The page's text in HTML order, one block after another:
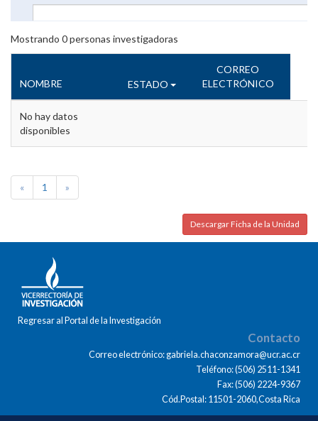
Mostrando 0personas investigadoras
NOMBRE ESTADO
CORREO
ELECTRÓNICO
No hay datos
disponibles
« 1 »
Descargar Ficha de la Unidad
Regresar al Portal de la Investigación
Contacto
Correo electrónico: gabriela.chaconzamora@ucr.ac.cr
Teléfono: (506) 2511-1341
Fax: (506) 2224-9367
Cód.Postal: 11501-2060,Costa Rica